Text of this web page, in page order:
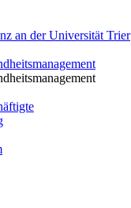
an der Universität Trier